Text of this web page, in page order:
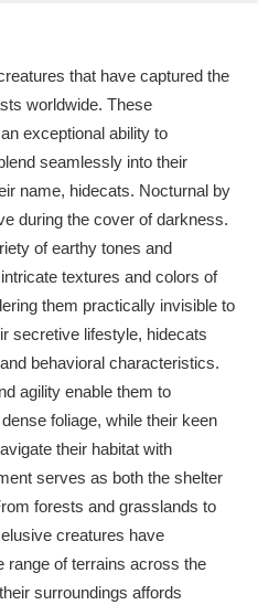
that have captured the
worldwide. These
exceptional ability to
seamlessly into their
name, hidecats. Nocturnal by
during the cover of darkness.
of earthy tones and
textures and colors of
them practically invisible to
secretive lifestyle, hidecats
behavioral characteristics.
agility enable them to
foliage, while their keen
their habitat with
serves as both the shelter
forests and grasslands to
creatures have
range of terrains across the
surroundings affords